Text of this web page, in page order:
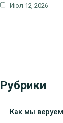
Июл 12, 2026
Рубрики
Как мы веруем